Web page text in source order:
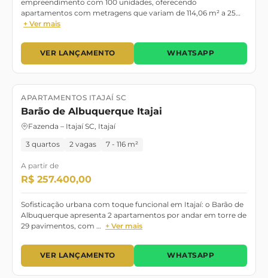
empreendimento com 100 unidades, oferecendo
apartamentos com metragens que variam de 114,06 m² a 25…
+ Ver mais
VER LANÇAMENTO WHATSAPP
Lançamento Dezembro/2025
APARTAMENTOS ITAJAÍ SC
Barão de Albuquerque Itajai
Fazenda – Itajaí SC, Itajaí
3 quartos 2 vagas 7 - 116 m²
A partir de
R$ 257.400,00
Sofisticação urbana com toque funcional em Itajaí: o Barão de
Albuquerque apresenta 2 apartamentos por andar em torre de
29 pavimentos, com … + Ver mais
VER LANÇAMENTO WHATSAPP